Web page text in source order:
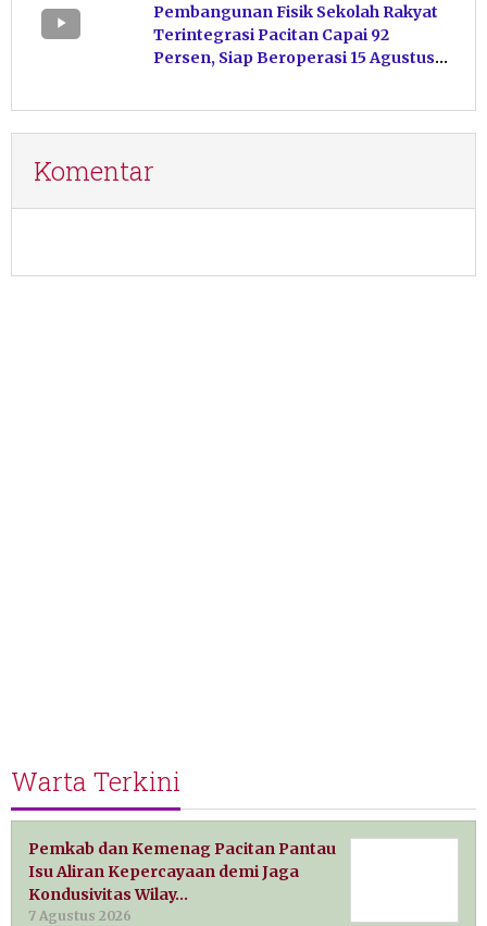
Pembangunan Fisik Sekolah Rakyat
Terintegrasi Pacitan Capai 92
Persen, Siap Beroperasi 15 Agustus
Komentar
Warta Terkini
Pemkab dan Kemenag Pacitan Pantau
Isu Aliran Kepercayaan demi Jaga
Kondusivitas Wilay…
7 Agustus 2026